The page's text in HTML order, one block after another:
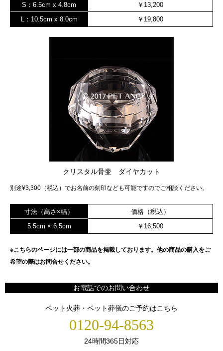
S：6.5cm x 4.8cm
￥13,200
L：10.5cm x 8.0cm
￥19,800
クリスタル骨壷 ダイヤカット
別途¥3,300（税込）でお名前の刻印なども可能ですのでご相談ください。
寸法（高さ×幅）
価格（税込）
5.5cm × 6.5cm
￥16,500
※こちらのページには一部の商品を掲載しております。他の商品の購入をご
希望の際はお問合せください。
お電話でのお問い合わせ
ペット火葬・ペット葬儀のご予約はこちら
0120-94-8563
24時間365日対応